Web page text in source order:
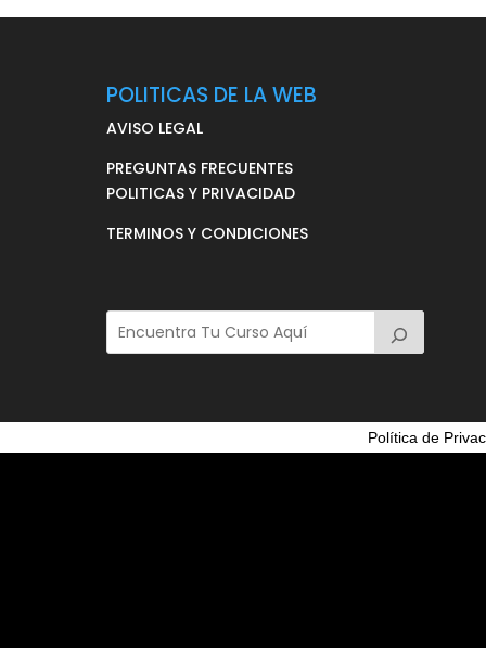
POLITICAS DE LA WEB
AVISO LEGAL
PREGUNTAS FRECUENTES
POLITICAS Y PRIVACIDAD
TERMINOS Y CONDICIONES
Política de